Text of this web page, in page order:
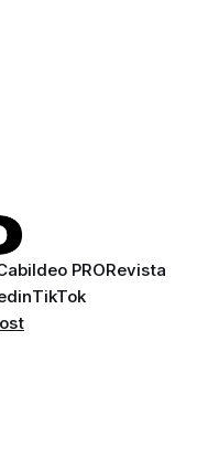
PRORevista
TikTok